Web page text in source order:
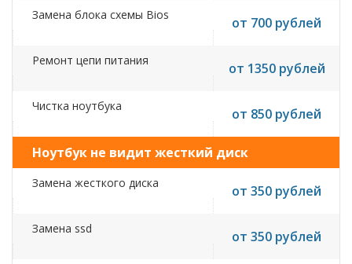
Замена блока схемы Bios от 700 рублей
Ремонт цепи питания от 1350 рублей
Чистка ноутбука от 850 рублей
Ноутбук не видит жесткий диск
Замена жесткого диска от 350 рублей
Замена ssd от 350 рублей